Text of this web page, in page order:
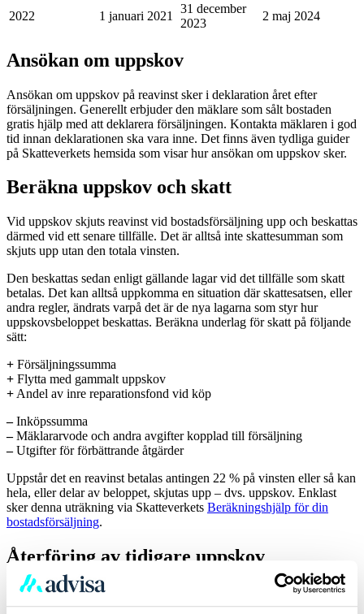
2022 1 januari 2021
31 december
2023
2 maj 2024
Ansökan om uppskov
Ansökan om uppskov på reavinst sker i deklaration året efter
försäljningen. Generellt erbjuder den mäklare som sålt bostaden
gratis hjälp med att deklarera försäljningen. Kontakta mäklaren i god
tid innan deklarationen ska vara inne. Det finns även tydliga guider
på Skatteverkets hemsida som visar hur ansökan om uppskov sker.
Beräkna uppskov och skatt
Vid uppskov skjuts reavinst vid bostadsförsäljning upp och beskattas
därmed vid ett senare tillfälle. Det är alltså inte skattesumman som
skjuts upp utan den totala vinsten.
Den beskattas sedan enligt gällande lagar vid det tillfälle som skatt
betalas. Det kan alltså uppkomma en situation där skattesatsen, eller
andra regler, ändrats varpå det är de nya lagarna som styr hur
uppskovsbeloppet beskattas. Beräkna underlag för skatt på följande
sätt:
+ Försäljningssumma
+ Flytta med gammalt uppskov
+ Andel av inre reparationsfond vid köp
–Inköpssumma
–Mäklararvode och andra avgifter kopplad till försäljning
–Utgifter för förbättrande åtgärder
Uppstår det en reavinst betalas antingen 22 % på vinsten eller så kan
hela, eller delar av beloppet, skjutas upp – dvs. uppskov. Enklast
sker denna uträkning via Skatteverkets Beräkningshjälp för din
bostadsförsäljning.
Återföring av tidigare uppskov
Att återföra uppskov innebär att den skattepliktiga vinsten tas upp i
deklaration och skatten betalas in. Detta sker vanligtvis vid